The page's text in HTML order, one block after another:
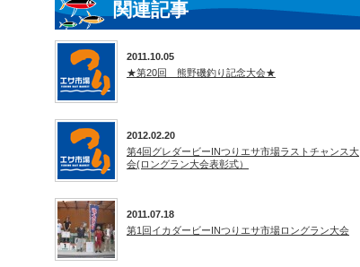
関連記事
2011.10.05
★第20回 熊野磯釣り記念大会★
2012.02.20
第4回グレダービーINつりエサ市場ラストチャンス大
会(ロングラン大会表彰式）
2011.07.18
第1回イカダービーINつりエサ市場ロングラン大会